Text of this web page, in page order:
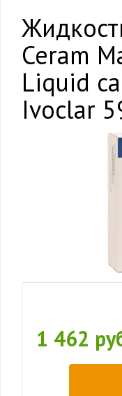
Ceram
Liquid
Ivoclar
1 462